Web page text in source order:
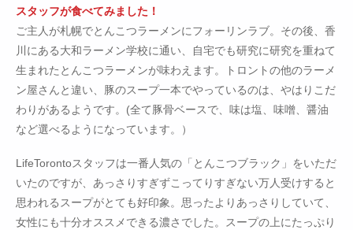
スタッフが食べてみました！
ご主人が札幌でとんこつラーメンにフォーリンラブ。その後、香
川にある大和ラーメン学校に通い、自宅でも研究に研究を重ねて
生まれたとんこつラーメンが味わえます。トロントの他のラーメ
ン屋さんと違い、豚のスープ一本でやっているのは、やはりこだ
わりがあるようです。(全て豚骨ベースで、味は塩、味噌、醤油
など選べるようになっています。）
LifeTorontoスタッフは一番人気の「とんこつブラック」をいただ
いたのですが、あっさりすぎずこってりすぎない万人受けすると
思われるスープがとても好印象。思ったよりあっさりしていて、
女性にも十分オススメできる濃さでした。スープの上にたっぷり